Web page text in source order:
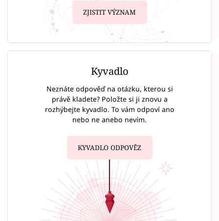
ZJISTIT VÝZNAM
Kyvadlo
Neznáte odpověď na otázku, kterou si
právě kladete? Položte si ji znovu a
rozhýbejte kyvadlo. To vám odpoví ano
nebo ne anebo nevím.
KYVADLO ODPOVĚZ